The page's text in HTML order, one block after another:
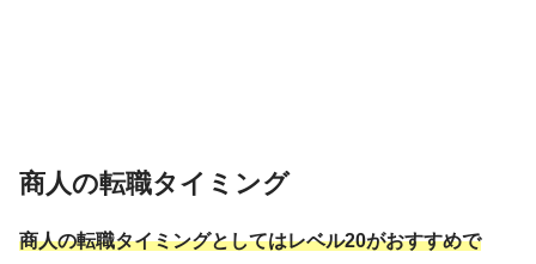
商人の転職タイミング
商人の転職タイミングとしてはレベル20がおすすめで